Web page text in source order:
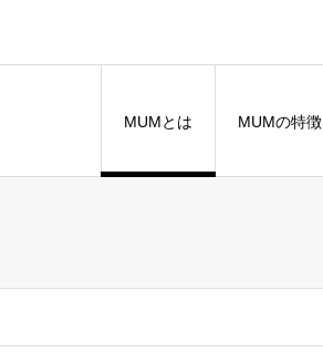
MUMとは MUMの特徴